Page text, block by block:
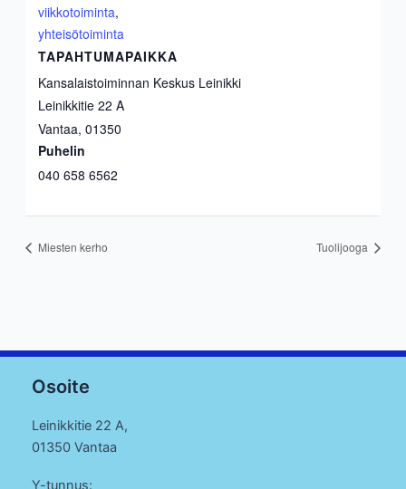
viikkotoiminta,
yhteisötoiminta
TAPAHTUMAPAIKKA
Kansalaistoiminnan Keskus Leinikki
Leinikkitie 22 A
Vantaa, 01350
Puhelin
040 658 6562
Miesten kerho Tuolijooga
Osoite
Leinikkitie 22 A,
01350 Vantaa
Y-tunnus: